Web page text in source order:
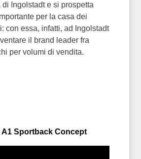
Ingolstadt e si prospetta
per la casa dei
con essa, infatti, ad Ingolstadt
il brand leader fra
per volumi di vendita.
Sportback Concept